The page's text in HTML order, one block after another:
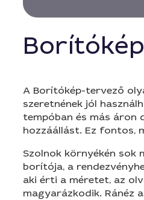
A Borítókép-tervező
szeretnének jól
tempóban és más áron
hozzáállást. Ez fontos,
Szolnok környékén sok
borítója, a
aki érti a méretet, az
magyarázkodik. Ránéz